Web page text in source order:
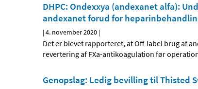
DHPC: Ondexxya (andexanet alfa):
andexanet forud for
|4. november 2020 |
Det er blevet rapporteret, at Off-label brug af
revertering af FXa-antikoagulation før
Genopslag: Ledig bevilling til Thisted